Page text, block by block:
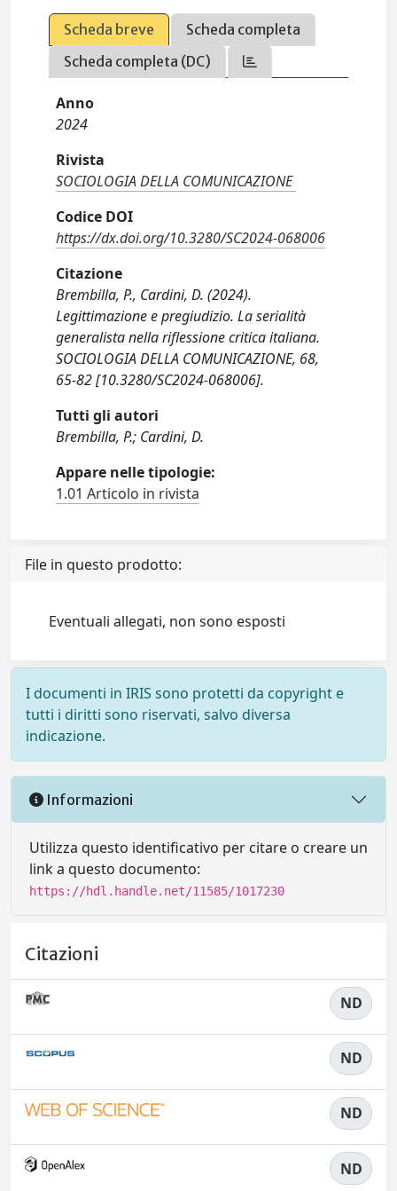
Scheda breve
Scheda completa
Scheda completa (DC)
Anno
2024
Rivista
SOCIOLOGIA DELLA COMUNICAZIONE
Codice DOI
https://dx.doi.org/10.3280/SC2024-068006
Citazione
Brembilla, P., Cardini, D. (2024).
Legittimazione e pregiudizio. La serialità
generalista nella riflessione critica italiana.
SOCIOLOGIA DELLA COMUNICAZIONE, 68,
65-82 [10.3280/SC2024-068006].
Tutti gli autori
Brembilla, P.; Cardini, D.
Appare nelle tipologie:
1.01 Articolo in rivista
File in questo prodotto:
Eventuali allegati, non sono esposti
I documenti in IRIS sono protetti da copyright e
tutti i diritti sono riservati, salvo diversa
indicazione.
Informazioni
Utilizza questo identificativo per citare o creare un
link a questo documento:
https://hdl.handle.net/11585/1017230
Citazioni
ND
ND
ND
ND